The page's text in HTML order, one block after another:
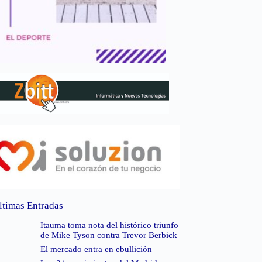
Entradas
Itauma toma nota del histórico triunfo
de Mike Tyson contra Trevor Berbick
El mercado entra en ebullición